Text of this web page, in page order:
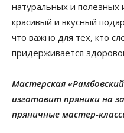
натуральных и полезных
красивый и вкусный
что важно для тех, кто
придерживается
Мастерская
изготовит пряники на
пряничные мастер-